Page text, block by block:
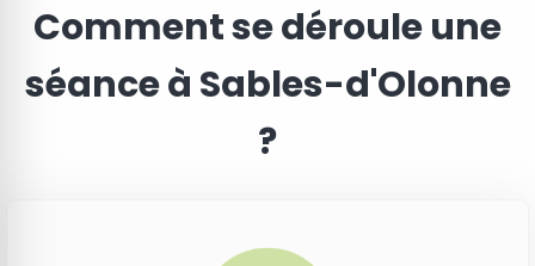
Comment se déroule une
séance à Sables-d'Olonne
?